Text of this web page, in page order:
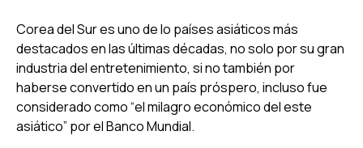
Corea del Sur es uno de lo países asiáticos más
destacados en las últimas décadas, no solo por su gran
industria del entretenimiento, si no también por
haberse convertido en un país próspero, incluso fue
considerado como “el milagro económico del este
asiático” por el Banco Mundial.